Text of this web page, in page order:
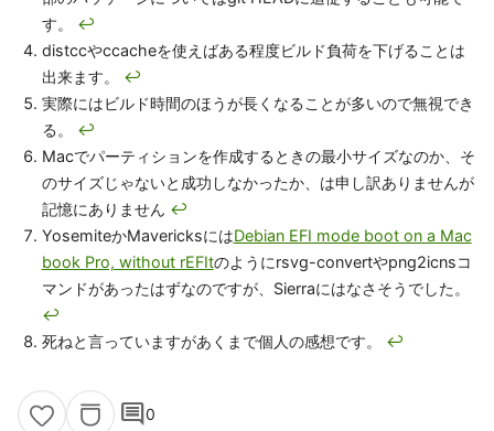
す。 ↩
distccやccacheを使えばある程度ビルド負荷を下げることは
出来ます。 ↩
実際にはビルド時間のほうが長くなることが多いので無視でき
る。 ↩
Macでパーティションを作成するときの最小サイズなのか、そ
のサイズじゃないと成功しなかったか、は申し訳ありませんが
記憶にありません ↩
YosemiteかMavericksにはDebian EFI mode boot on a Mac
book Pro, without rEFItのようにrsvg-convertやpng2icnsコ
マンドがあったはずなのですが、Sierraにはなさそうでした。
↩
死ねと言っていますがあくまで個人の感想です。 ↩
comment0